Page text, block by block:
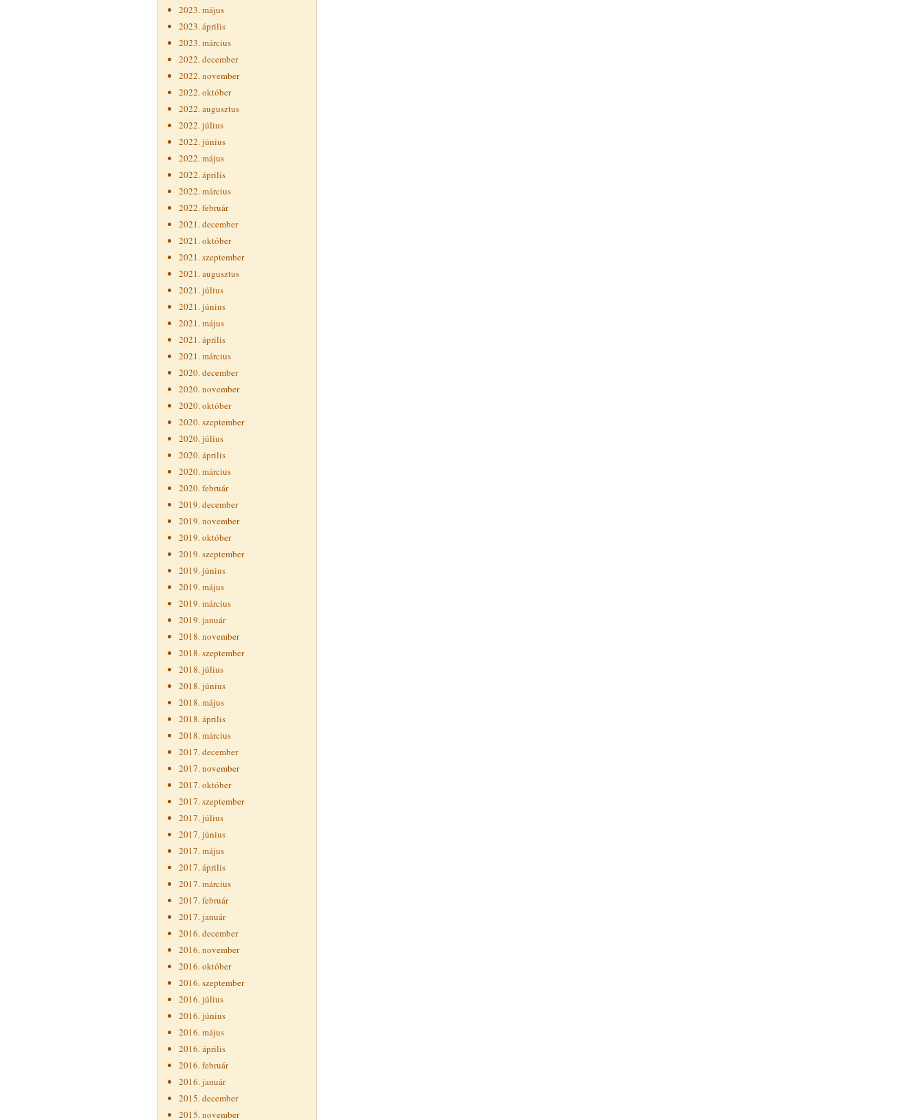
2023. május
2023. április
2023. március
2022. december
2022. november
2022. október
2022. augusztus
2022. július
2022. június
2022. május
2022. április
2022. március
2022. február
2021. december
2021. október
2021. szeptember
2021. augusztus
2021. július
2021. június
2021. május
2021. április
2021. március
2020. december
2020. november
2020. október
2020. szeptember
2020. július
2020. április
2020. március
2020. február
2019. december
2019. november
2019. október
2019. szeptember
2019. június
2019. május
2019. március
2019. január
2018. november
2018. szeptember
2018. július
2018. június
2018. május
2018. április
2018. március
2017. december
2017. november
2017. október
2017. szeptember
2017. július
2017. június
2017. május
2017. április
2017. március
2017. február
2017. január
2016. december
2016. november
2016. október
2016. szeptember
2016. július
2016. június
2016. május
2016. április
2016. február
2016. január
2015. december
2015. november